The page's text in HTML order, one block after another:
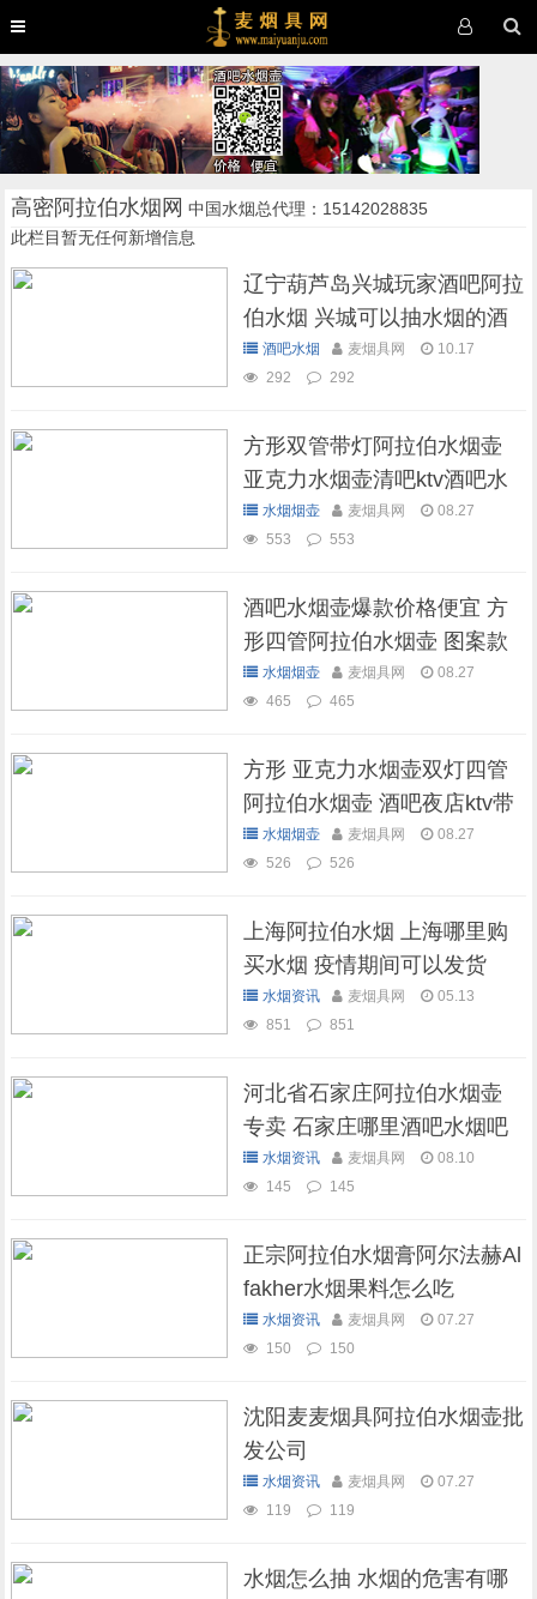
高密阿拉伯水烟网 中国水烟总代理：15142028835
此栏目暂无任何新增信息
辽宁葫芦岛兴城玩家酒吧阿拉
伯水烟 兴城可以抽水烟的酒
吧酒吧水烟 麦烟具网
10.17
292
292
方形双管带灯阿拉伯水烟壶
亚克力水烟壶清吧ktv酒吧水
烟壶水烟烟壶 麦烟具网
08.27
553
553
酒吧水烟壶爆款价格便宜 方
形四管阿拉伯水烟壶 图案款
水烟烟壶 麦烟具网
08.27
465
465
方形 亚克力水烟壶双灯四管
阿拉伯水烟壶 酒吧夜店ktv带
灯水烟壶
水烟烟壶 麦烟具网
08.27
526
526
上海阿拉伯水烟 上海哪里购
买水烟 疫情期间可以发货
吗？水烟资讯 麦烟具网
05.13
851
851
河北省石家庄阿拉伯水烟壶
专卖 石家庄哪里酒吧水烟吧
可以抽水烟
水烟资讯 麦烟具网
08.10
145
145
正宗阿拉伯水烟膏阿尔法赫Al
fakher水烟果料怎么吃
水烟资讯 麦烟具网
07.27
150
150
沈阳麦麦烟具阿拉伯水烟壶批
发公司
水烟资讯 麦烟具网
07.27
119
119
水烟怎么抽 水烟的危害有哪